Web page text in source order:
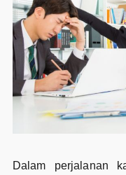
Dalam perjalanan